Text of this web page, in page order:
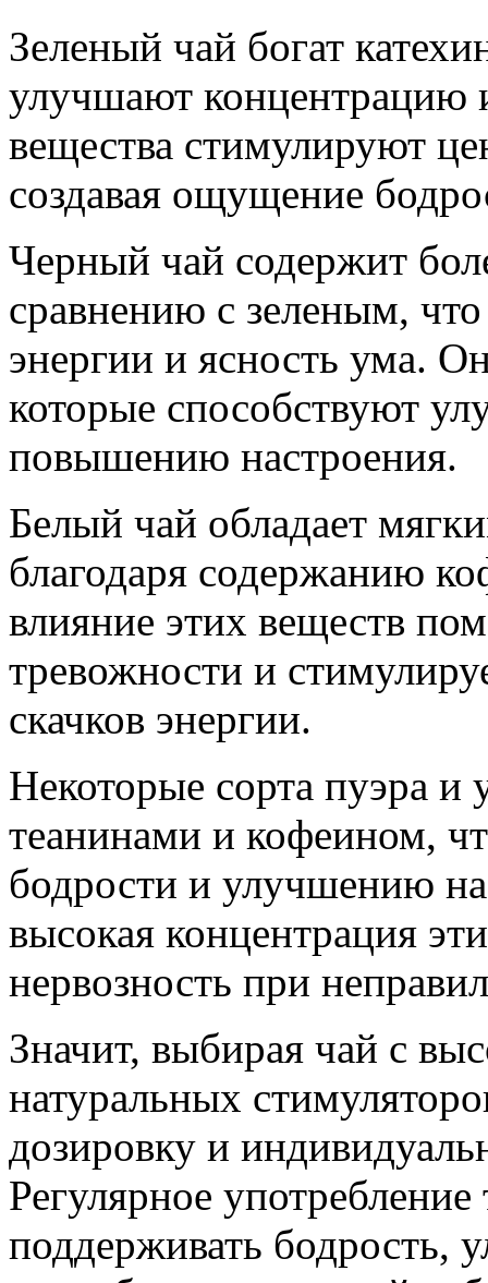
Зеленый чай богат
улучшают
вещества стимулируют
создавая ощущение
Черный чай содержит
сравнению с зеленым,
энергии и ясность ума.
которые способствуют
повышению настроения.
Белый чай обладает
благодаря содержанию
влияние этих веществ
тревожности и
скачков энергии.
Некоторые сорта пуэра и
теанинами и кофеином,
бодрости и улучшению
высокая концентрация
нервозность при
Значит, выбирая чай с
натуральных
дозировку и
Регулярное
поддерживать бодрость,